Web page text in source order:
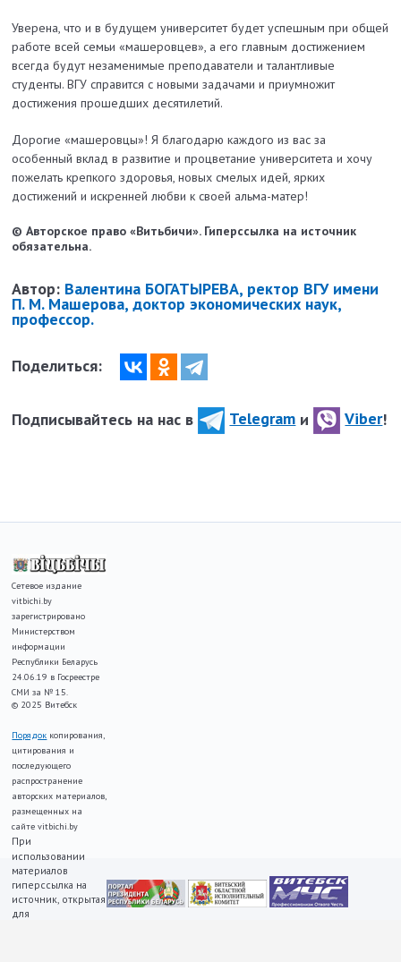
Уверена, что и в будущем университет будет успешным при общей
работе всей семьи «машеровцев», а его главным достижением
всегда будут незаменимые преподаватели и талантливые
студенты. ВГУ справится с новыми задачами и приумножит
достижения прошедших десятилетий.
Дорогие «машеровцы»! Я благодарю каждого из вас за
особенный вклад в развитие и процветание университета и хочу
пожелать крепкого здоровья, новых смелых идей, ярких
достижений и искренней любви к своей альма-матер!
© Авторское право «Витьбичи». Гиперссылка на источник
обязательна.
Автор: Валентина БОГАТЫРЕВА, ректор ВГУ имени
П. М. Машерова, доктор экономических наук,
профессор.
Поделиться:
Подписывайтесь на нас в Telegram и Viber!
Сетевое издание
vitbichi.by
зарегистрировано
Министерством
информации
Республики Беларусь
24.06.19 в Госреестре
СМИ за № 15.
© 2025 Витебск
Порядок копирования,
цитирования и
последующего
распространение
авторских материалов,
размещенных на
сайте vitbichi.by
При
использовании
материалов
гиперссылка на
источник, открытая
для